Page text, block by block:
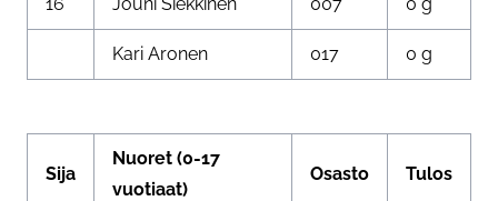
Kari Aronen 017 0 g
Sija
Nuoret (0-17
vuotiaat)
Osasto Tulos